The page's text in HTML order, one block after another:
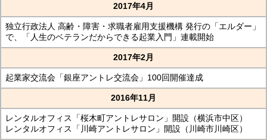
2017年4月
独立行政法人 高齢・障害・求職者雇用支援機構 発行の「エルダー」
で、「人生のベテランだからできる起業入門」連載開始
2017年2月
起業家交流会「銀座アントレ交流会」100回開催達成
2016年11月
レンタルオフィス「桜木町アントレサロン」開設（横浜市中区）
レンタルオフィス「川崎アントレサロン」開設（川崎市川崎区）